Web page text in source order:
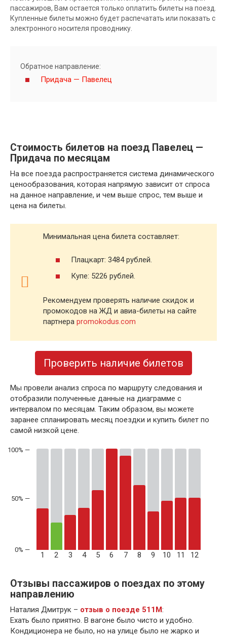
пассажиров, Вам остается только оплатить билеты на поезд.
Купленные билеты можно будет распечатать или показать с
электронного носителя проводнику.
Обратное направление:
Придача — Павелец
Стоимость билетов на поезд Павелец —
Придача по месяцам
На все поезда распространяется система динамического
ценообразования, которая напрямую зависит от спроса
на данное направление, и чем выше спрос, тем выше и
цена на билеты.
Минимальная цена билета составляет:
Плацкарт: 3484 рублей.
Купе: 5226 рублей.
Рекомендуем проверять наличие скидок и
промокодов на ЖД и авиа-билеты на сайте
партнера promokodus.com
Проверить наличие билетов
Мы провели анализ спроса по маршруту следования и
отобразили полученные данные на диаграмме с
интервалом по месяцам. Таким образом, вы можете
заранее спланировать месяц поездки и купить билет по
самой низкой цене.
50% —
1 2 3 4 5 6 7 8 9 10 11 12
Отзывы пассажиров о поездах по этому
направлению
Наталия Дмитрук – отзыв о поезде 511М:
Ехать было приятно. В вагоне было чисто и удобно.
Кондиционера не было, но на улице было не жарко и